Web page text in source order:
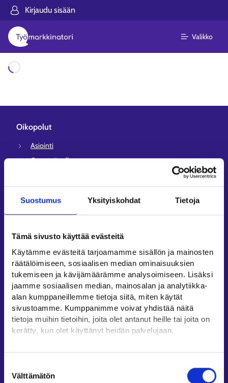
Suostumus Yksityiskohdat Tietoja
Tämä sivusto käyttää evästeitä
Käytämme evästeitä tarjoamamme sisällön ja mainosten
räätälöimiseen, sosiaalisen median ominaisuuksien
tukemiseen ja kävijämäärämme analysoimiseen. Lisäksi
jaamme sosiaalisen median, mainosalan ja analytiikka-
alan kumppaneillemme tietoja siitä, miten käytät
sivustoamme. Kumppanimme voivat yhdistää näitä
tietoja muihin tietoihin, joita olet antanut heille tai joita on
kerätty, kun olet käyttänyt heidän palvelujaan.
Löydät tietoa evästeiden käyttötarkoituksista
Lue tarkemmin
valinta
Välttämätön
Kirjaudu sisään
Valikko
Ladataan
Oikopolut
Asiointi
Oma työpolku
Avoimet työpaikat
Tietoa muilla kielillä
Sähköisen asioinnin tuki
Työttömyysturvaneuvonta
Yritys- ja työnantaja-asiakkaan neuvontapalvelut
Asiointi- ja Oma työpolku -osioiden ohjeet
Tuki ja palaute
Työ- ja elinkeinoministeriö⁠